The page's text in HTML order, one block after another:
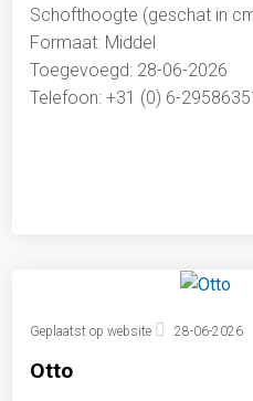
Schofthoogte (geschat in
Formaat: Middel
Toegevoegd: 28-06-2026
Telefoon: +31 (0) 6-
Geplaatst op website 28-06-2026
Otto